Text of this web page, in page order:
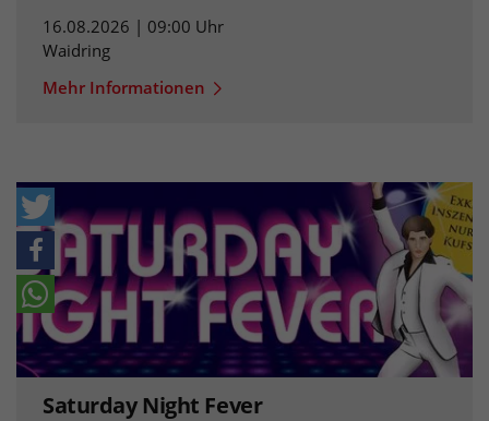
16.08.2026 | 09:00 Uhr
Waidring
Mehr Informationen
Saturday Night Fever